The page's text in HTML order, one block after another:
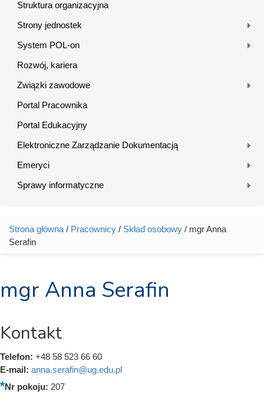
Struktura organizacyjna
Strony jednostek
System POL-on
Rozwój, kariera
Związki zawodowe
Portal Pracownika
Portal Edukacyjny
Elektroniczne Zarządzanie Dokumentacją
Emeryci
Sprawy informatyczne
Jesteś tutaj
Strona główna / Pracownicy / Skład osobowy / mgr Anna
Serafin
mgr Anna Serafin
Kontakt
Telefon: +48 58 523 66 60
E-mail: anna.serafin@ug.edu.pl
Nr pokoju: 207